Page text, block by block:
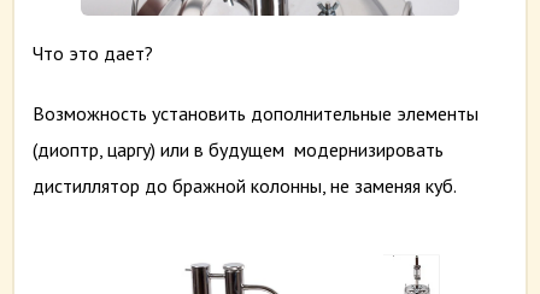
Что это дает?
Возможность установить дополнительные элементы
(диоптр, царгу) или в будущем модернизировать
дистиллятор до бражной колонны, не заменяя куб.